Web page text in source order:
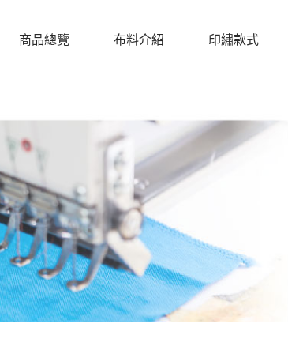
商品總覽 布料介紹 印繡款式